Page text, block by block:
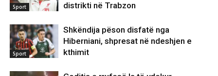
Sport
distrikti në Trabzon
Sport
Shkëndija pëson disfatë nga
Hiberniani, shpresat në ndeshjen e
kthimit